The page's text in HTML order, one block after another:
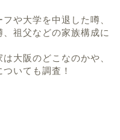
や大学を中退した噂、
祖父などの家族構成に
大阪のどこなのかや、
いても調査！